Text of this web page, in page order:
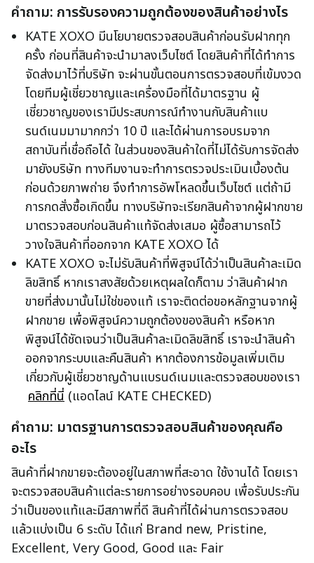
คำถาม: การรับรองความถูกต้องของสินค้าอย่างไร
KATE XOXO มีนโยบายตรวจสอบสินค้าก่อนรับฝากทุก
ครั้ง ก่อนที่สินค้าจะนำมาลงเว็บไซต์ โดยสินค้าที่ได้ทำการ
จัดส่งมาไว้ที่บริษัท จะผ่านขั้นตอนการตรวจสอบที่เข้มงวด
โดยทีมผู้เชี่ยวชาญและเครื่องมือที่ได้มาตรฐาน ผู้
เชี่ยวชาญของเรามีประสบการณ์ทำงานกับสินค้าแบ
รนด์เนมมามากกว่า 10 ปี และได้ผ่านการอบรมจาก
สถาบันที่เชื่อถือได้ ในส่วนของสินค้าใดที่ไม่ได้รับการจัดส่ง
มายังบริษัท ทางทีมงานจะทำการตรวจประเมินเบื้องต้น
ก่อนด้วยภาพถ่าย จึงทำการอัพโหลดขึ้นเว็บไซต์ แต่ถ้ามี
การกดสั่งซื้อเกิดขึ้น ทางบริษัทจะเรียกสินค้าจากผู้ฝากขาย
มาตรวจสอบก่อนสินค้าแท้จัดส่งเสมอ ผู้ซื้อสามารถไว้
วางใจสินค้าที่ออกจาก KATE XOXO ได้
KATE XOXO จะไม่รับสินค้าที่พิสูจน์ได้ว่าเป็นสินค้าละเมิด
ลิขสิทธิ์ หากเราสงสัยด้วยเหตุผลใดก็ตาม ว่าสินค้าฝาก
ขายที่ส่งมานั้นไม่ใช่ของแท้ เราจะติดต่อขอหลักฐานจากผู้
ฝากขาย เพื่อพิสูจน์ความถูกต้องของสินค้า หรือหาก
พิสูจน์ได้ชัดเจนว่าเป็นสินค้าละเมิดลิขสิทธิ์ เราจะนำสินค้า
ออกจากระบบและคืนสินค้า หากต้องการข้อมูลเพิ่มเติม
เกี่ยวกับผู้เชี่ยวชาญด้านแบรนด์เนมและตรวจสอบของเรา
คลิกที่นี่ (แอดไลน์ KATE CHECKED)
คำถาม: มาตรฐานการตรวจสอบสินค้าของคุณคือ
อะไร
สินค้าที่ฝากขายจะต้องอยู่ในสภาพที่สะอาด ใช้งานได้ โดยเรา
จะตรวจสอบสินค้าแต่ละรายการอย่างรอบคอบ เพื่อรับประกัน
ว่าเป็นของแท้และมีสภาพที่ดี สินค้าที่ได้ผ่านการตรวจสอบ
แล้วแบ่งเป็น 6 ระดับ ได้แก่ Brand new, Pristine,
Excellent, Very Good, Good และ Fair